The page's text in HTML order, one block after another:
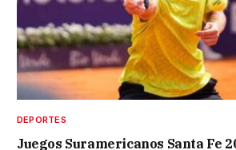
DEPORTES
Juegos Suramericanos Santa Fe